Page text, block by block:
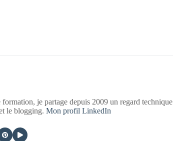
je partage depuis 2009 un regard technique
le blogging.Mon profil LinkedIn